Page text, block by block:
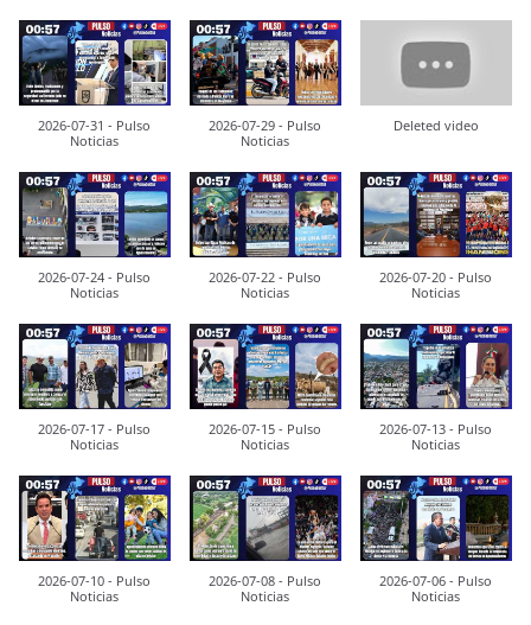
2026-07-31 - Pulso
Noticias
2026-07-29 - Pulso
Noticias
Deleted video
2026-07-24 - Pulso
Noticias
2026-07-22 - Pulso
Noticias
2026-07-20 - Pulso
Noticias
2026-07-17 - Pulso
Noticias
2026-07-15 - Pulso
Noticias
2026-07-13 - Pulso
Noticias
2026-07-10 - Pulso
Noticias
2026-07-08 - Pulso
Noticias
2026-07-06 - Pulso
Noticias